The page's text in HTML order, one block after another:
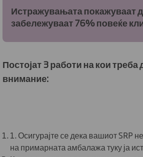
Истражувањата покажуваат
забележуваат 76% повеќе
Постојат 3 работи на кои треба
внимание:
1. Осигурајте се дека вашиот SRP
на примарната амбалажа туку ја